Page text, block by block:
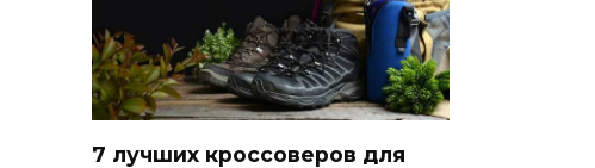
7 лучших кроссоверов для